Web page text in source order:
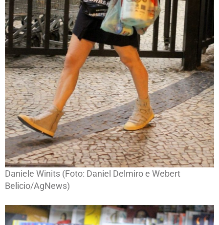
Daniele Winits (Foto: Daniel Delmiro e Webert
Belicio/AgNews)